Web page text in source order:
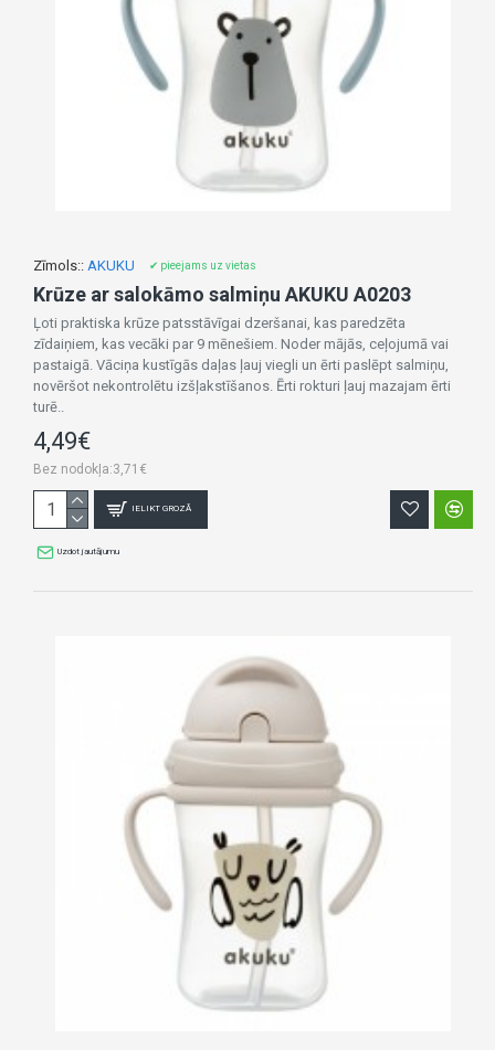
Zīmols:: AKUKU ✔ pieejams uz vietas
Krūze ar salokāmo salmiņu AKUKU A0203
Ļoti praktiska krūze patsstāvīgai dzeršanai, kas paredzēta
zīdaiņiem, kas vecāki par 9 mēnešiem. Noder mājās, ceļojumā vai
pastaigā. Vāciņa kustīgās daļas ļauj viegli un ērti paslēpt salmiņu,
novēršot nekontrolētu izšļakstīšanos. Ērti rokturi ļauj mazajam ērti
turē..
4,49€
Bez nodokļa:3,71€
IELIKT GROZĀ
Uzdot jautājumu